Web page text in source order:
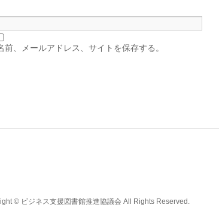
、メールアドレス、サイトを保存する。
© ビジネス支援図書館推進協議会 All Rights Reserved.